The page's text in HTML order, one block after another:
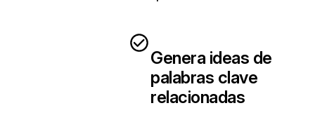
Genera ideas de
palabras clave
relacionadas